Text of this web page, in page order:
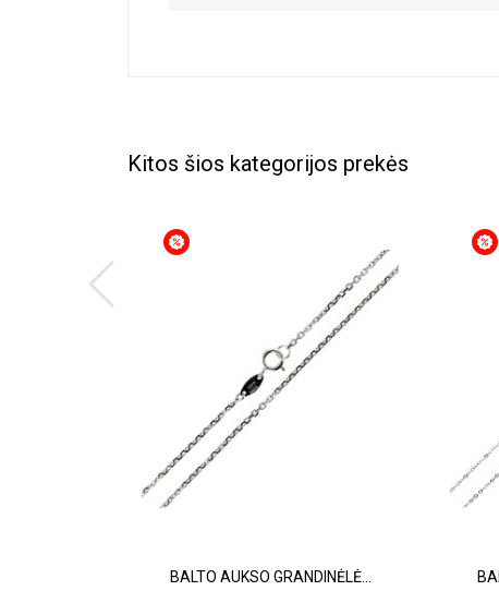
Kitos šios kategorijos prekės
BALTO AUKSO GRANDINĖLĖ...